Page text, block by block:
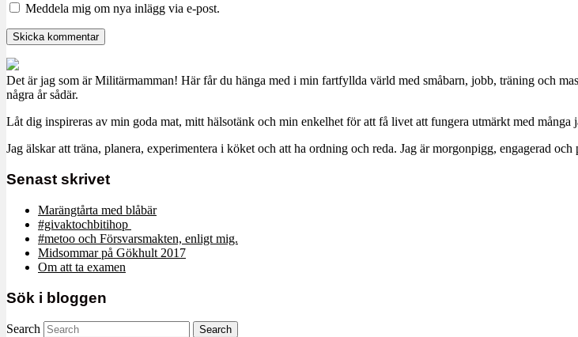
Meddela mig om nya inlägg via e-post.
Det är jag som är Militärmamman! Här får du hänga med i min fartfyllda värld med småbarn, jobb, träning och
några år sådär.
Låt dig inspireras av min goda mat, mitt hälsotänk och min enkelhet för att få livet att fungera utmärkt med många
Jag älskar att träna, planera, experimentera i köket och att ha ordning och reda. Jag är morgonpigg, engagerad
Senast skrivet
Marängtårta med blåbär
#givaktochbitihop
#metoo och Försvarsmakten, enligt mig.
Midsommar på Gökhult 2017
Om att ta examen
Sök i bloggen
Search